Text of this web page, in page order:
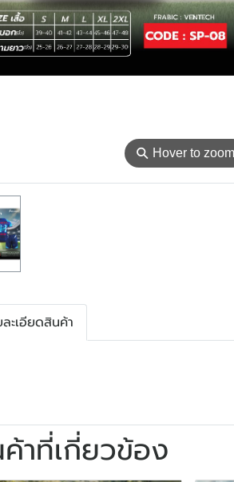
⚲ Hover to zoom
ละเอียดสินค้า
าที่เกี่ยวข้อง